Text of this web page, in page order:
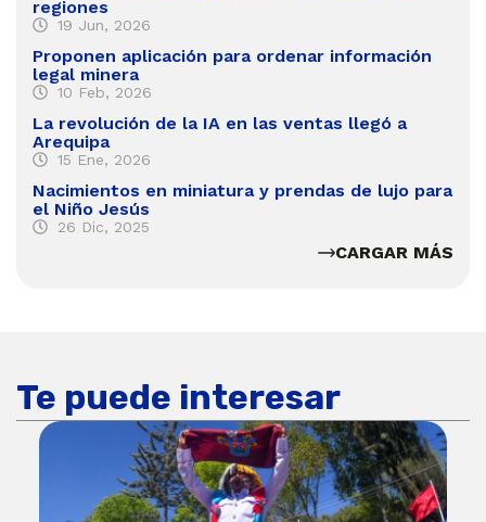
regiones
19 Jun, 2026
Proponen aplicación para ordenar información
legal minera
10 Feb, 2026
La revolución de la IA en las ventas llegó a
Arequipa
15 Ene, 2026
Nacimientos en miniatura y prendas de lujo para
el Niño Jesús
26 Dic, 2025
CARGAR MÁS
Te puede interesar